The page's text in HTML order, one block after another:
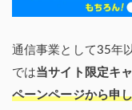
通信事業として35年
では当サイト限定キ
ペーンページから申